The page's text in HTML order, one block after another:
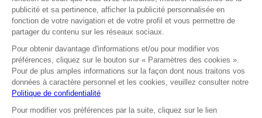
Cookies CGV
Facebook Instagram